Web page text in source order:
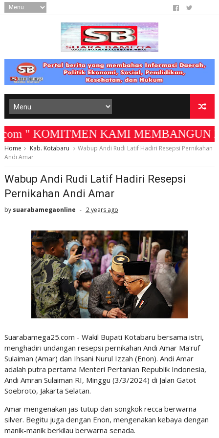
" KOMITMEN KAMI MEMBANGUN
Home Kab. Kotabaru
Wabup Andi Rudi Latif Hadiri Resepsi Pernikahan
Andi Amar
Wabup Andi Rudi Latif Hadiri Resepsi
Pernikahan Andi Amar
by suarabamegaonline 2 years ago
Suarabamega25.com - Wakil Bupati Kotabaru bersama istri,
menghadiri undangan resepsi pernikahan Andi Amar Ma'ruf
Sulaiman (Amar) dan Ihsani Nurul Izzah (Enon). Andi Amar
adalah putra pertama Menteri Pertanian Republik Indonesia,
Andi Amran Sulaiman RI, Minggu (3/3/2024) di Jalan Gatot
Soebroto, Jakarta Selatan.
Amar mengenakan jas tutup dan songkok recca berwarna
silver. Begitu juga dengan Enon, mengenakan kebaya dengan
manik-manik berkilau berwarna senada.